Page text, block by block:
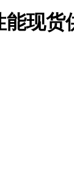
能现